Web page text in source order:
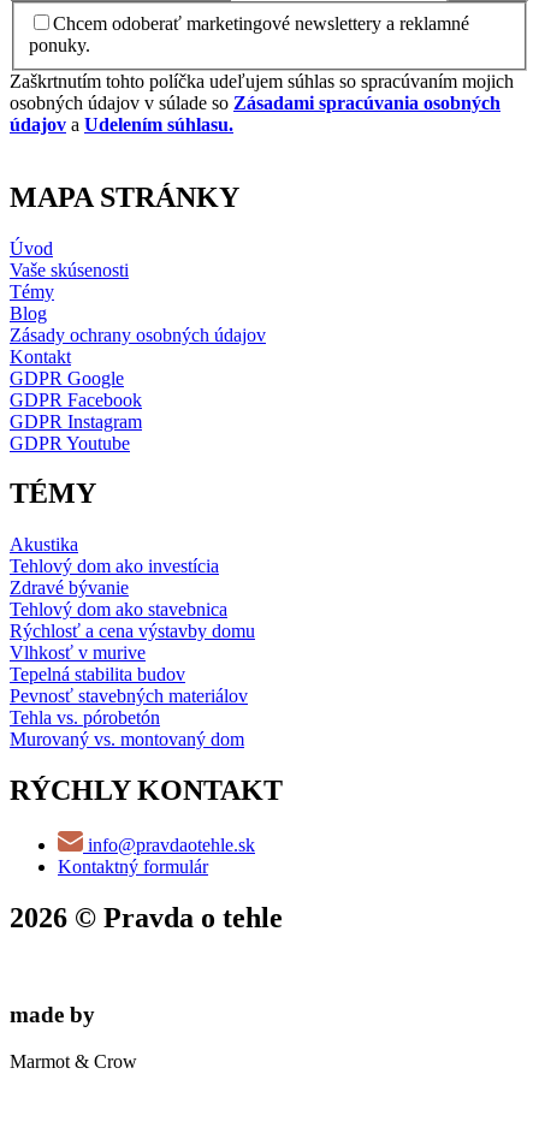
Chcem odoberať marketingové newslettery a reklamné
ponuky.
Zaškrtnutím tohto políčka udeľujem súhlas so spracúvaním mojich
osobných údajov v súlade so Zásadami spracúvania osobných
údajov a Udelením súhlasu.
MAPA STRÁNKY
Úvod
Vaše skúsenosti
Témy
Blog
Zásady ochrany osobných údajov
Kontakt
GDPR Google
GDPR Facebook
GDPR Instagram
GDPR Youtube
TÉMY
Akustika
Tehlový dom ako investícia
Zdravé bývanie
Tehlový dom ako stavebnica
Rýchlosť a cena výstavby domu
Vlhkosť v murive
Tepelná stabilita budov
Pevnosť stavebných materiálov
Tehla vs. pórobetón
Murovaný vs. montovaný dom
RÝCHLY KONTAKT
info@pravdaotehle.sk
Kontaktný formulár
2026 © Pravda o tehle
made by
Marmot & Crow